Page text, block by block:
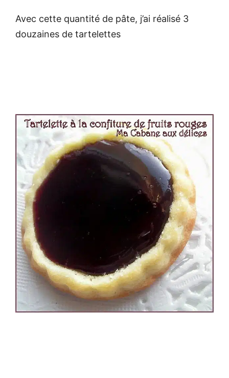
Avec cette quantité de pâte, j’ai réalisé 3
douzaines de tartelettes